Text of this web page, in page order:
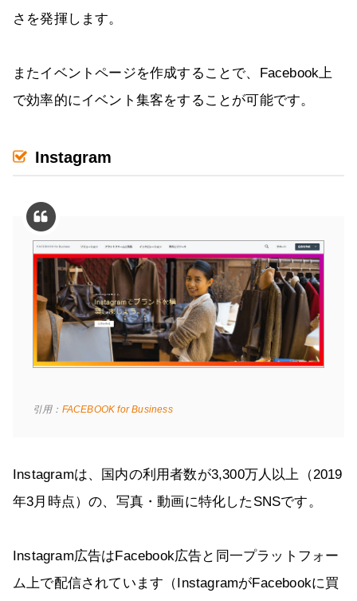
さを発揮します。
またイベントページを作成することで、Facebook上
で効率的にイベント集客をすることが可能です。
Instagram
引用： FACEBOOK for Business
Instagramは、国内の利用者数が3,300万人以上（2019
年3月時点）の、写真・動画に特化したSNSです。
Instagram広告はFacebook広告と同一プラットフォー
ム上で配信されています（InstagramがFacebookに買